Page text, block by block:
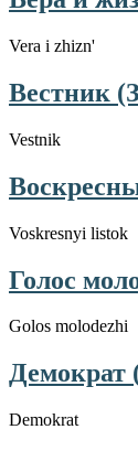
Vera i zhizn'
Вестник
Vestnik
Voskresnyi listok
Голос
Golos molodezhi
Демократ
Demokrat